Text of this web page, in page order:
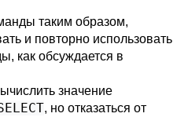
таким образом,
и повторно использовать
как обсуждается в
значение
, но отказаться от